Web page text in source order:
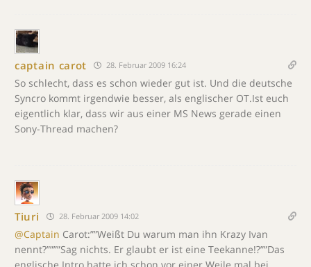
captain carot 28. Februar 2009 16:24
So schlecht, dass es schon wieder gut ist. Und die deutsche
Syncro kommt irgendwie besser, als englischer OT.Ist euch
eigentlich klar, dass wir aus einer MS News gerade einen
Sony-Thread machen?
Tiuri 28. Februar 2009 14:02
@Captain Carot:””Weißt Du warum man ihn Krazy Ivan
nennt?””””Sag nichts. Er glaubt er ist eine Teekanne!?””Das